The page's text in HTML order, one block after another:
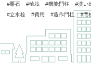
栗石
植栽 機能門柱 洗い
立水栓
費用 造作門柱 門